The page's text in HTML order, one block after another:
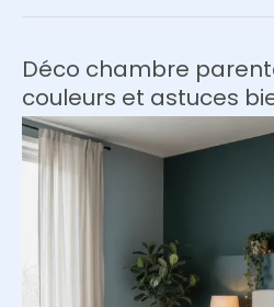
Déco chambre
couleurs et astuces